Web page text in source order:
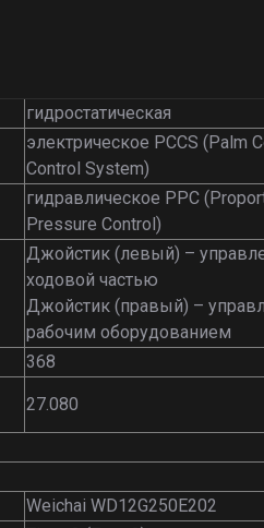
гидростатическая
электрическое PCCS (Palm
Control System)
гидравлическое PPC
Pressure Сontrol)
Джойстик (левый) –
ходовой частью
Джойстик (правый) –
рабочим оборудованием
368
27.080
Weichai WD12G250E202